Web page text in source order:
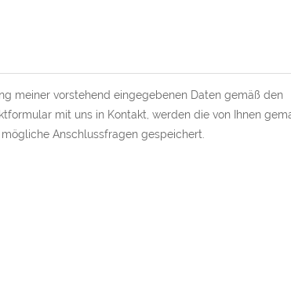
meiner vorstehend eingegebenen Daten gemäß den
mit uns in Kontakt, werden die von Ihnen
Anschlussfragen gespeichert.